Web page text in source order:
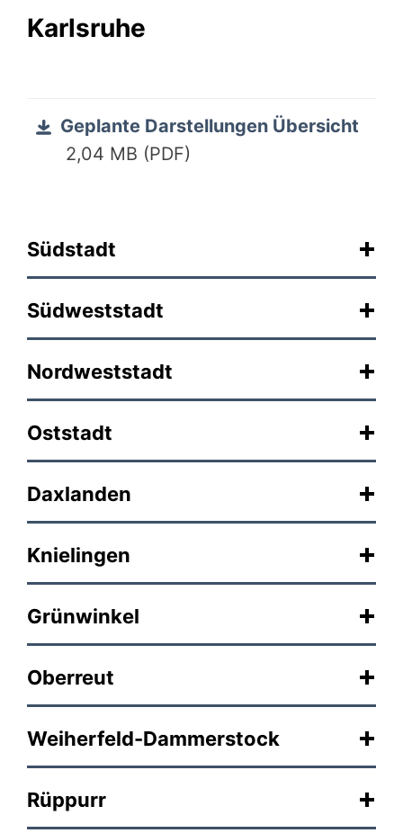
Karlsruhe
Geplante Darstellungen Übersicht
2,04 MB (PDF)
Südstadt
Südweststadt
Nordweststadt
Oststadt
Daxlanden
Knielingen
Grünwinkel
Oberreut
Weiherfeld-Dammerstock
Rüppurr